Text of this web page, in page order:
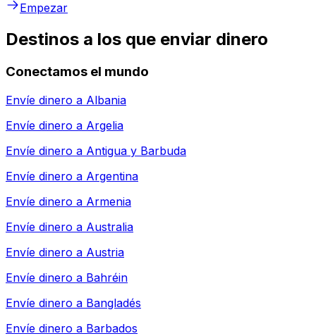
Empezar
Destinos a los que enviar dinero
Conectamos el mundo
Envíe dinero a Albania
Envíe dinero a Argelia
Envíe dinero a Antigua y Barbuda
Envíe dinero a Argentina
Envíe dinero a Armenia
Envíe dinero a Australia
Envíe dinero a Austria
Envíe dinero a Bahréin
Envíe dinero a Bangladés
Envíe dinero a Barbados